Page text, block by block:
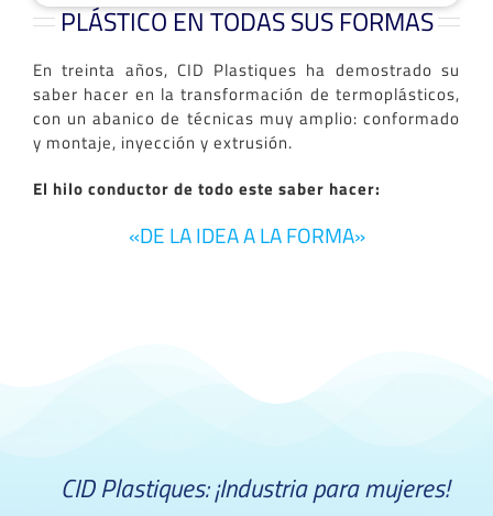
PLÁSTICO EN TODAS SUS FORMAS
En treinta años, CID Plastiques ha demostrado su
saber hacer en la transformación de termoplásticos,
con un abanico de técnicas muy amplio: conformado
y montaje, inyección y extrusión.
El hilo conductor de todo este saber hacer:
«DE LA IDEA A LA FORMA»
CID Plastiques: ¡Industria para mujeres!